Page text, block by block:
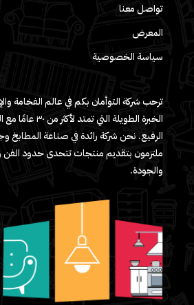
تواصل معنا
المعرض
سياسة الخصوصية
ترحب شركة التوأمان بكم في عالم الفخامة
الخبرة الطويلة
الرفيع. نحن شركة رائدة في صناعة المطابخ
ملتزمون بتقديم منتجات تتحدى حدود
والجودة.